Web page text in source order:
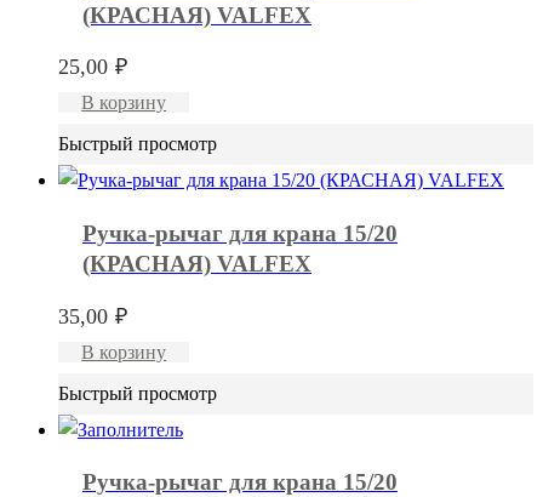
(КРАСНАЯ) VALFEX
25,00 ₽
В корзину
Быстрый просмотр
Ручка-рычаг для крана 15/20
(КРАСНАЯ) VALFEX
35,00 ₽
В корзину
Быстрый просмотр
Ручка-рычаг для крана 15/20